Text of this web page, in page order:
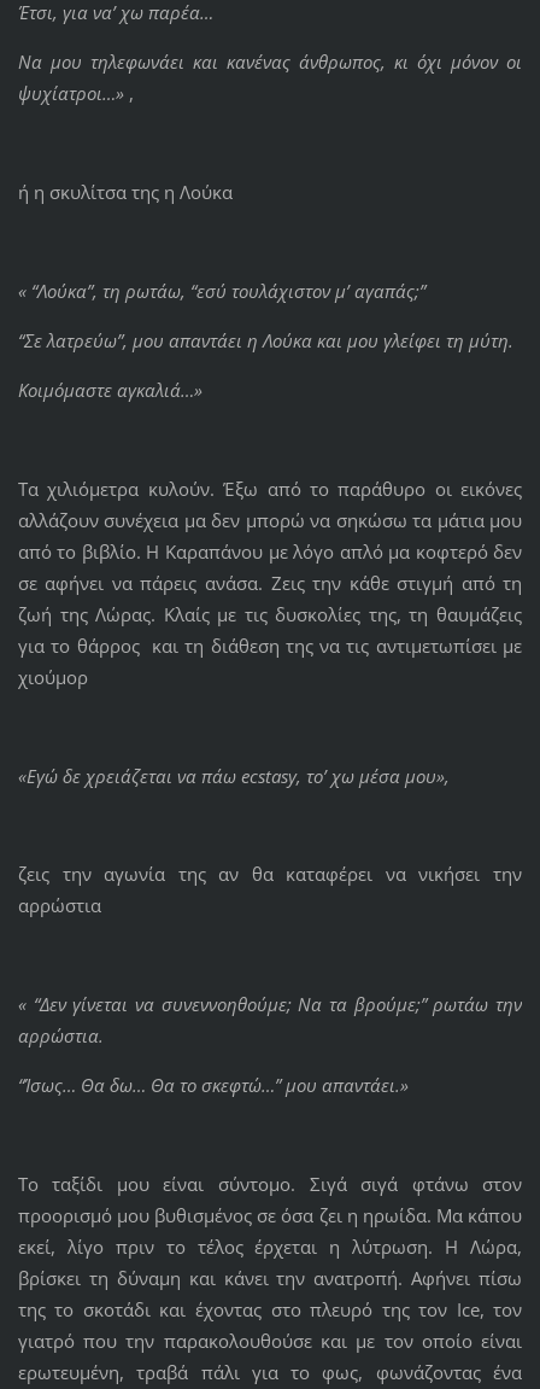
Έτσι, για να’ χω παρέα…
Να μου τηλεφωνάει και κανένας άνθρωπος, κι όχι μόνον οι
ψυχίατροι…» ,
ή η σκυλίτσα της η Λούκα
« “Λούκα”, τη ρωτάω, “εσύ τουλάχιστον μ’ αγαπάς;”
“Σε λατρεύω”, μου απαντάει η Λούκα και μου γλείφει τη μύτη.
Κοιμόμαστε αγκαλιά…»
Τα χιλιόμετρα κυλούν. Έξω από το παράθυρο οι εικόνες
αλλάζουν συνέχεια μα δεν μπορώ να σηκώσω τα μάτια μου
από το βιβλίο. Η Καραπάνου με λόγο απλό μα κοφτερό δεν
σε αφήνει να πάρεις ανάσα. Ζεις την κάθε στιγμή από τη
ζωή της Λώρας. Κλαίς με τις δυσκολίες της, τη θαυμάζεις
για το θάρρος και τη διάθεση της να τις αντιμετωπίσει με
χιούμορ
«Εγώ δε χρειάζεται να πάω ecstasy, το’ χω μέσα μου»,
ζεις την αγωνία της αν θα καταφέρει να νικήσει την
αρρώστια
« “Δεν γίνεται να συνεννοηθούμε; Να τα βρούμε;” ρωτάω την
αρρώστια.
“Ίσως… Θα δω… Θα το σκεφτώ…” μου απαντάει.»
Το ταξίδι μου είναι σύντομο. Σιγά σιγά φτάνω στον
προορισμό μου βυθισμένος σε όσα ζει η ηρωίδα. Μα κάπου
εκεί, λίγο πριν το τέλος έρχεται η λύτρωση. Η Λώρα,
βρίσκει τη δύναμη και κάνει την ανατροπή. Αφήνει πίσω
της το σκοτάδι και έχοντας στο πλευρό της τον Ice, τον
γιατρό που την παρακολουθούσε και με τον οποίο είναι
ερωτευμένη, τραβά πάλι για το φως, φωνάζοντας ένα